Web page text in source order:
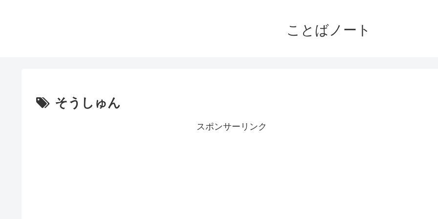
ことばノート
そうしゅん
スポンサーリンク